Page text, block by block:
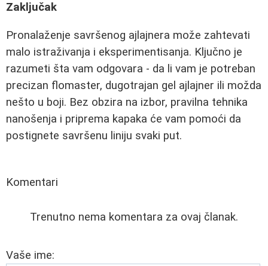
Zaključak
Pronalaženje savršenog ajlajnera može zahtevati
malo istraživanja i eksperimentisanja. Ključno je
razumeti šta vam odgovara - da li vam je potreban
precizan flomaster, dugotrajan gel ajlajner ili možda
nešto u boji. Bez obzira na izbor, pravilna tehnika
nanošenja i priprema kapaka će vam pomoći da
postignete savršenu liniju svaki put.
Komentari
Trenutno nema komentara za ovaj članak.
Vaše ime: